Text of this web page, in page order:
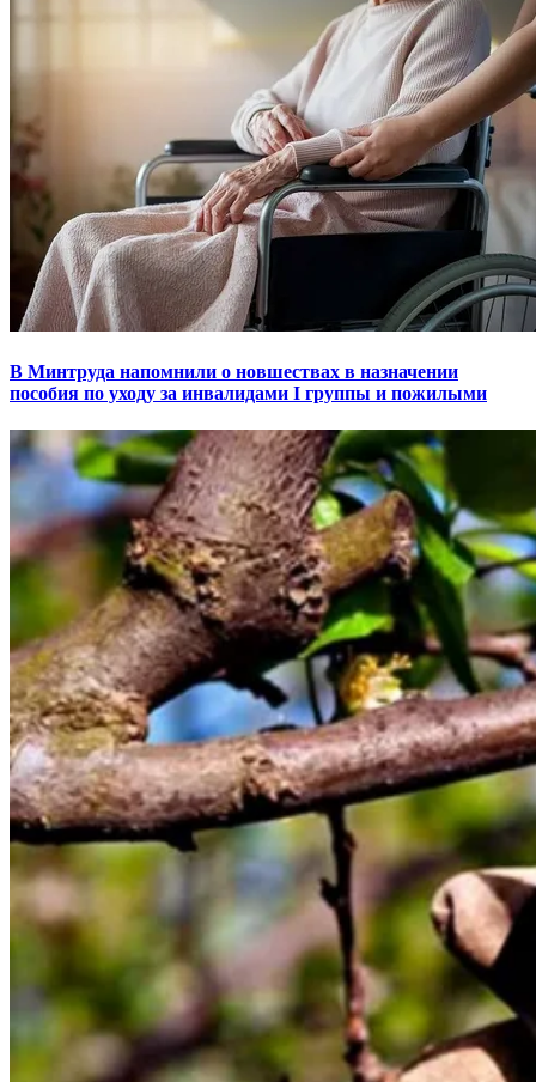
В Минтруда напомнили о новшествах в назначении
пособия по уходу за инвалидами I группы и пожилыми